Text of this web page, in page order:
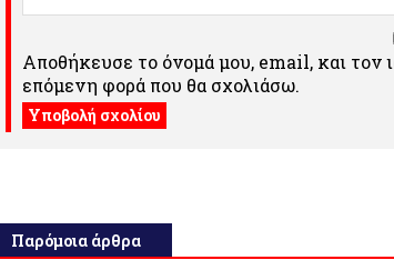
Αποθήκευσε το όνομά μου, email, και τον
επόμενη φορά που θα σχολιάσω.
Παρόμοια άρθρα